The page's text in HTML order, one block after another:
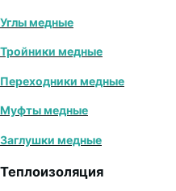
Углы медные
Тройники медные
Переходники медные
Муфты медные
Заглушки медные
Теплоизоляция